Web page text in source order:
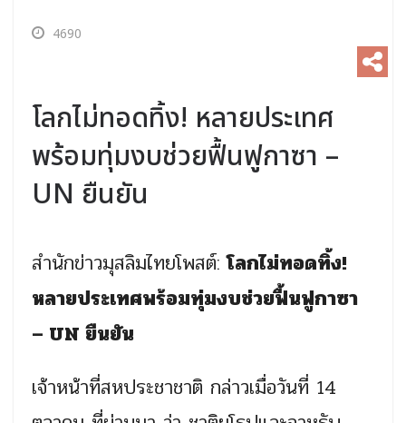
4690
โลกไม่ทอดทิ้ง! หลายประเทศ
พร้อมทุ่มงบช่วยฟื้นฟูกาซา –
UN ยืนยัน
สำนักข่าวมุสลิมไทยโพสต์:โลกไม่ทอดทิ้ง!
หลายประเทศพร้อมทุ่มงบช่วยฟื้นฟูกาซา
– UN ยืนยัน
เจ้าหน้าที่สหประชาชาติ กล่าวเมื่อวันที่ 14